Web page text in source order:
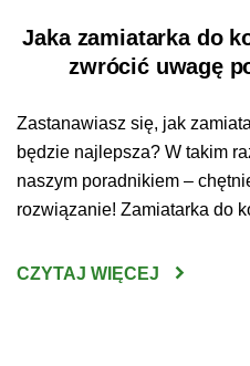
Jaka zamiatarka do
zwrócić uwagę
Zastanawiasz się, jak
będzie najlepsza? W takim
naszym poradnikiem –
rozwiązanie! Zamiatarka do
oczyszczania kostki brukowej
CZYTAJ WIĘCEJ